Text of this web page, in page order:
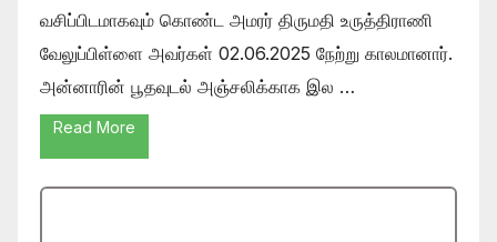
வசிப்பிடமாகவும் கொண்ட அமரர் திருமதி உருத்திராணி
வேலுப்பிள்ளை அவர்கள் 02.06.2025 நேற்று காலமானார்.
அன்னாரின் பூதவுடல் அஞ்சலிக்காக இல …
Read More